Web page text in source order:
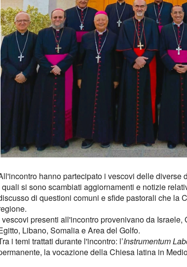
hanno partecipato i vescovi delle diverse
quali si sono scambiati aggiornamenti e notizie
di questioni comuni e sfide pastorali che la
vescovi presenti all'incontro provenivano da
Libano, Somalia e Area del Golfo.
i temi trattati durante l'incontro: l’Instrumentum
la vocazione della Chiesa latina in